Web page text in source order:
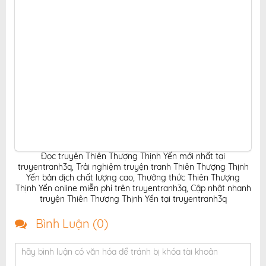
Đọc truyện Thiên Thượng Thịnh Yến mới nhất tại
truyentranh3q, Trải nghiệm truyện tranh Thiên Thượng Thịnh
Yến bản dịch chất lượng cao, Thưởng thức Thiên Thượng
Thịnh Yến online miễn phí trên truyentranh3q, Cập nhật nhanh
truyện Thiên Thượng Thịnh Yến tại truyentranh3q
Bình Luận (0)
hãy bình luận có văn hóa để tránh bị khóa tài khoản